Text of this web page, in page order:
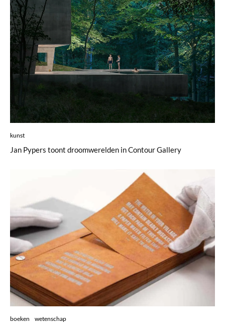
kunst
Jan Pypers toont droomwerelden in Contour Gallery
boeken wetenschap